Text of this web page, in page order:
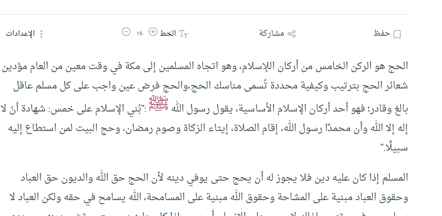
حفظ مشاركة الخطزيادة حجم الخط
16 تقليل حجم الخط الإعدادات
الحج هو الركن الخامس من أركان اللإسلام، وهو اتجاه المسلمين إلى مكة في وقت معين من العام مؤدين
شعائر الحج بترتيب وكيفية محددة تُسمى مناسك الحج،والحج فرض عين واجب على كل مسلم عاقل
بالغ وقادر؛ فهو أحد أركان الإسلام الأساسية، يقول رسول اللهﷺ:”بُني الإسلام على خمس: شهادة أنّ لا
إله إلا الله وأن محمدًا رسول الله، إقام الصلاة، إيتاء الزكاة وصوم رمضان، وحج البيت لمن استطاع إليه
سبيلًا.”
المسلم إذا كان عليه دين فلا يجوز له أن يحج حتى يوفي دينه لأن الحج حق الله والديون حق العباد
وحقوق العباد مبنية على المشاحة وحقوق الله مبنية على المسامحة، الله يسامح في حقه ولكن العباد لا